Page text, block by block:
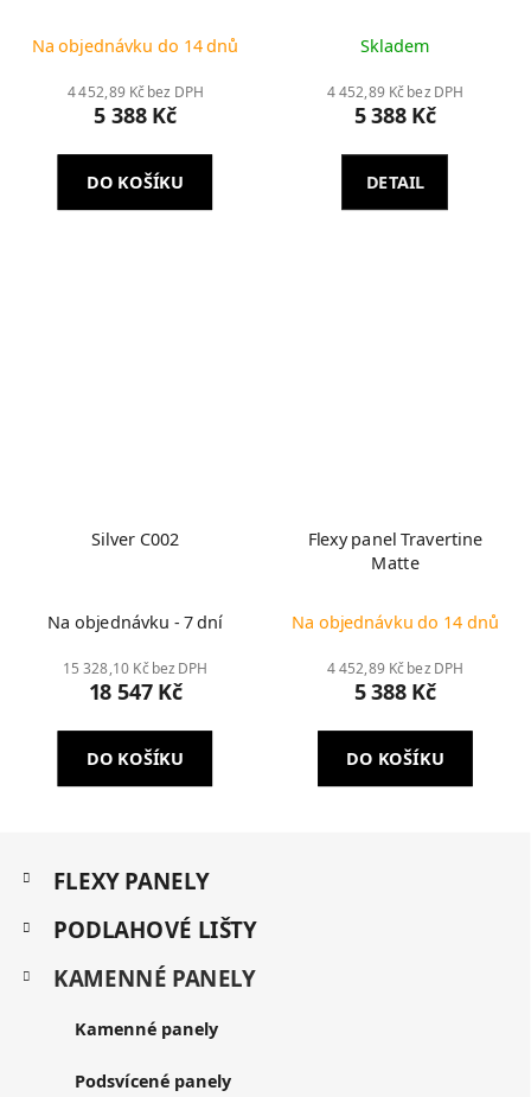
Na objednávku do 14 dnů
4 452,89 Kč bez DPH
5 388 Kč
DO KOŠÍKU
Skladem
4 452,89 Kč bez DPH
5 388 Kč
DETAIL
Silver C002
Na objednávku - 7 dní
15 328,10 Kč bez DPH
18 547 Kč
DO KOŠÍKU
Flexy panel Travertine
Matte
Na objednávku do 14 dnů
4 452,89 Kč bez DPH
5 388 Kč
DO KOŠÍKU
K
a
e
o
FLEXY PANELY
PODLAHOVÉ LIŠTY
KAMENNÉ PANELY
Kamenné panely
Podsvícené panely